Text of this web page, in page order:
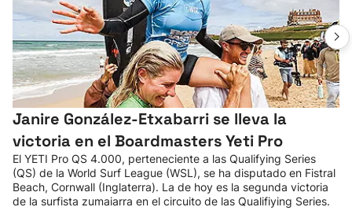
Janire González-Etxabarri se lleva la
victoria en el Boardmasters Yeti Pro
El YETI Pro QS 4.000, perteneciente a las Qualifying Series
(QS) de la World Surf League (WSL), se ha disputado en Fistral
Beach, Cornwall (Inglaterra). La de hoy es la segunda victoria
de la surfista zumaiarra en el circuito de las Qualifiying Series.